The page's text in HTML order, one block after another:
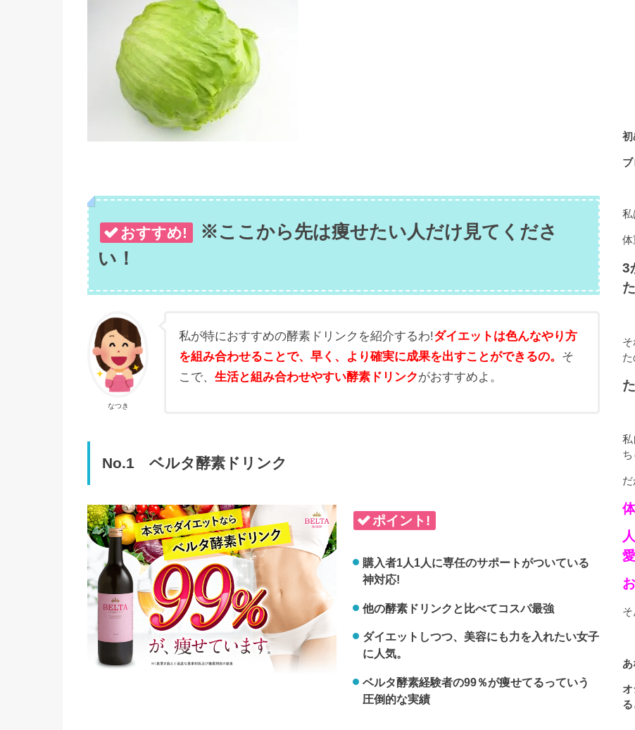
おすすめ!
※ここから先は痩せたい人だけ見てくださ
い！
なつき
私が特におすすめの酵素ドリンクを紹介するわ!ダイエットは色んなやり方
を組み合わせることで、早く、より確実に成果を出すことができるの。 そ
こで、生活と組み合わせやすい酵素ドリンクがおすすめよ。
No.1 ベルタ酵素ドリンク
ポイント!
購入者1人1人に専任のサポートがついている
神対応!
他の酵素ドリンクと比べてコスパ最強
ダイエットしつつ、美容にも力を入れたい女子
に人気。
ベルタ酵素経験者の99％が痩せてるっていう
圧倒的な実績
初
私
体
3
た
た
私
ち
る